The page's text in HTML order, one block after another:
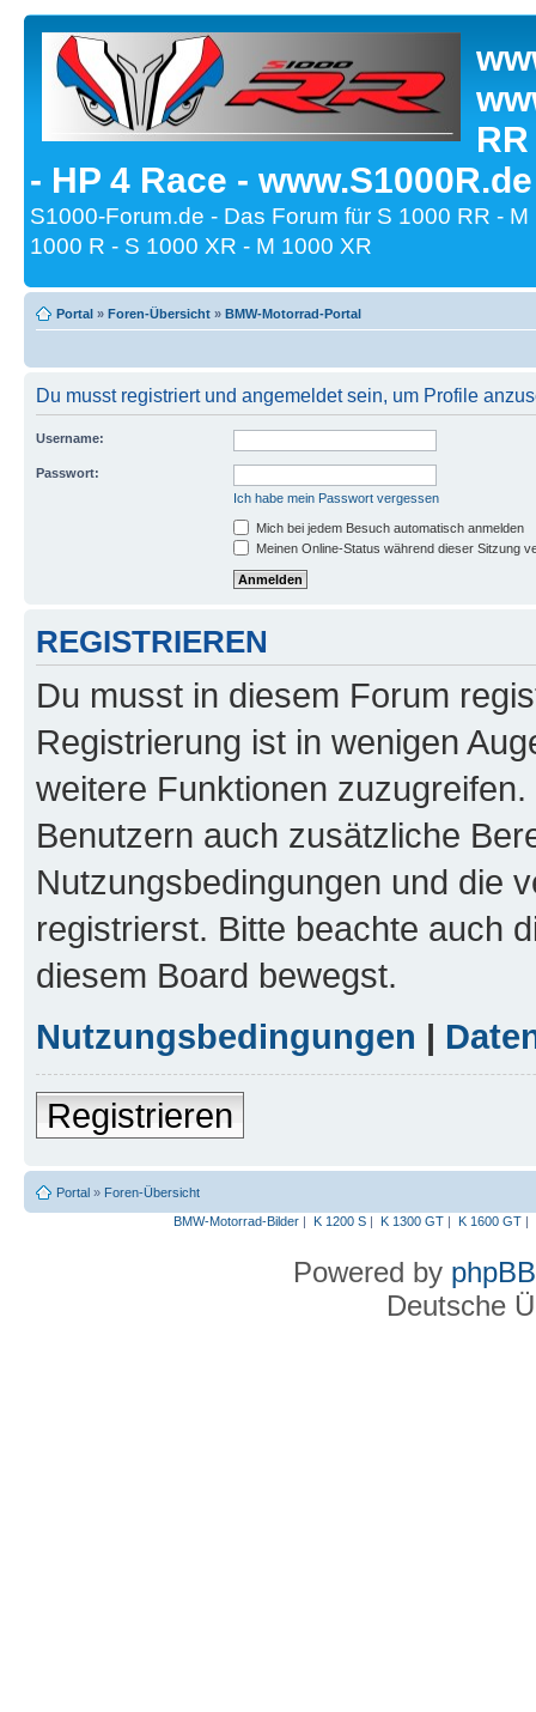
- HP 4 Race -
S1000-Forum.de - Das Forum für S 1000 RR -
1000 R - S 1000 XR - M 1000 XR
Portal » Foren-Übersicht » BMW-Motorrad-Portal
Du musst registriert und angemeldet sein, um Profile
Username:
Passwort:
Ich habe mein Passwort vergessen
Mich bei jedem Besuch automatisch anmelden
Meinen Online-Status während dieser Sitzung
REGISTRIEREN
Du musst in diesem Forum
Registrierung ist in wenigen
weitere Funktionen
Benutzern auch zusätzliche
Nutzungsbedingungen und die
registrierst. Bitte beachte auch
diesem Board bewegst.
Nutzungsbedingungen |
Registrieren
Portal » Foren-Übersicht
BMW-Motorrad-Bilder| K 1200 S| K 1300 GT| K 1600 GT|
Powered by phpBB
Deutsche